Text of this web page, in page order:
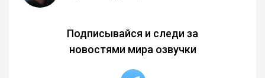
Подписывайся и следи за
новостями мира озвучки